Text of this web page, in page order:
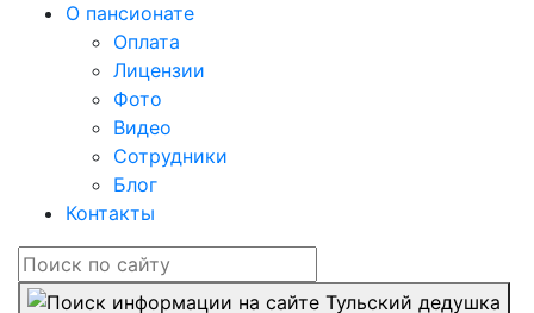
О пансионате
Оплата
Лицензии
Фото
Видео
Сотрудники
Блог
Контакты